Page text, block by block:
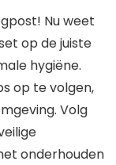
Nu weet
op de juiste
hygiëne.
op te volgen,
Volg
onderhouden